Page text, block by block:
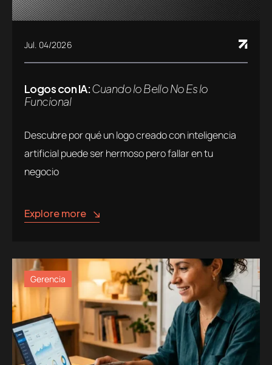
Jul. 04/2026
Logos con IA:Cuando lo Bello No Es lo
Funcional
Descubre por qué un logo creado con inteligencia
artificial puede ser hermoso pero fallar en tu
negocio
Explore more
Gerencia